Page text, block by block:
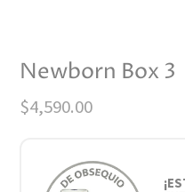
Newborn Box 3
$4,590.00